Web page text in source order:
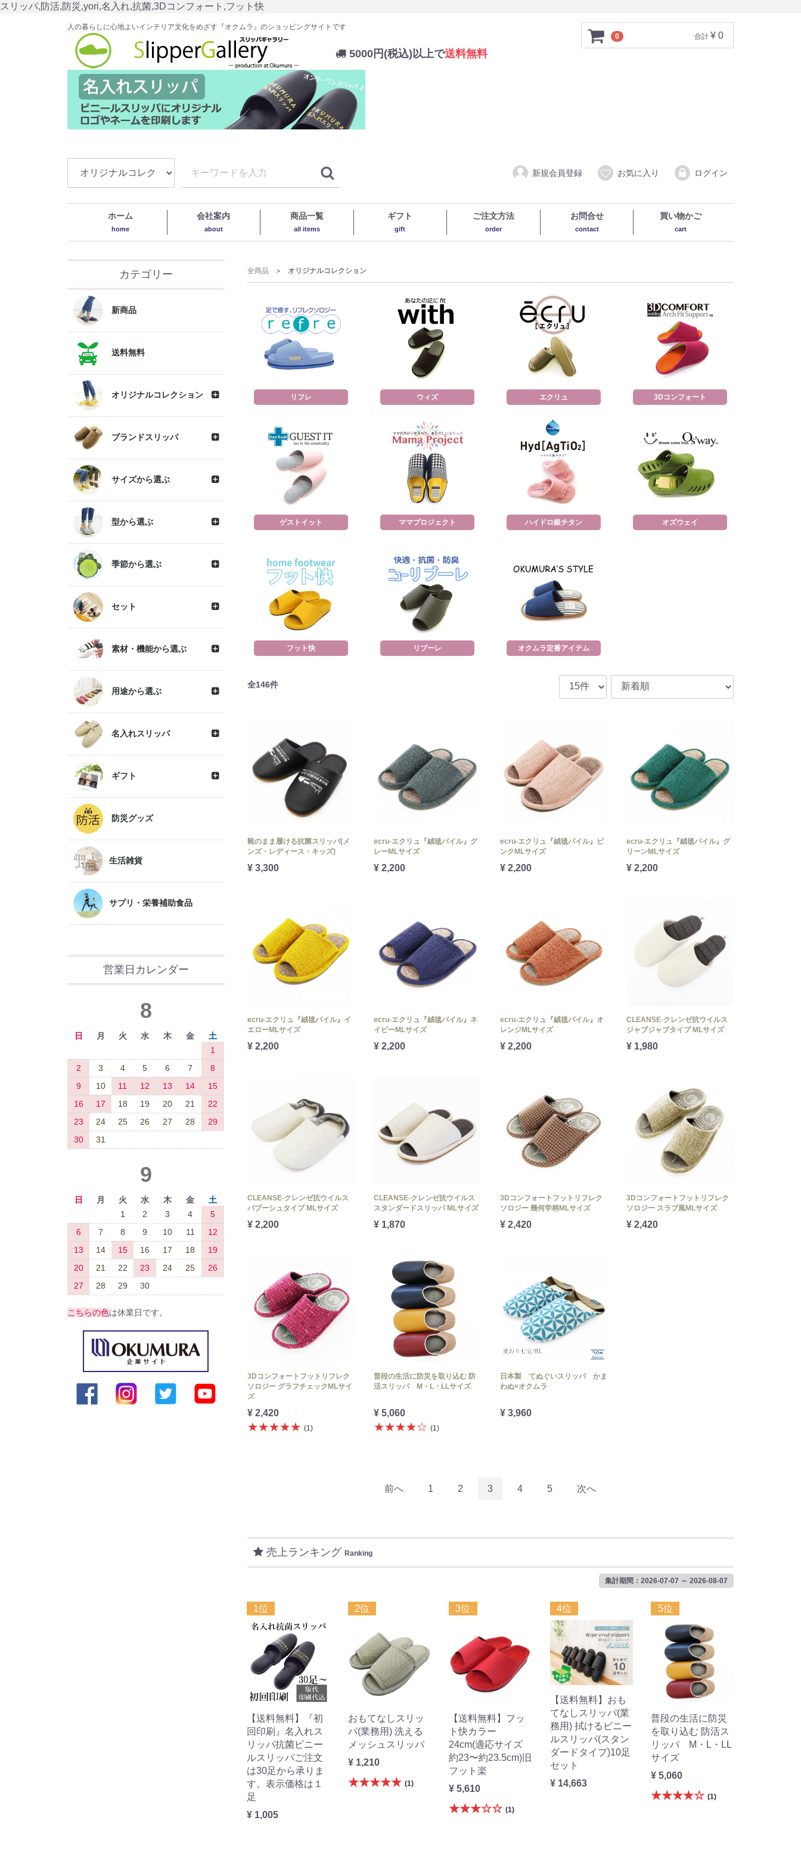
スリッパ,防活,防災,yori,名入れ,抗菌,3Dコンフォート,フット快
人の暮らしに心地よいインテリア文化をめざす『オクムラ』のショッピングサイトです
5000円(税込)以上で送料無料
0 合計 ¥ 0
新規会員登録 お気に入り ログイン
ホーム
home
会社案内
about
商品一覧
all items
ギフト
gift
ご注文方法
order
お問合せ
contact
買い物かご
cart
カテゴリー
新商品
送料無料
オリジナルコレクション
ブランドスリッパ
サイズから選ぶ
型から選ぶ
季節から選ぶ
セット
素材・機能から選ぶ
用途から選ぶ
名入れスリッパ
ギフト
防災グッズ
生活雑貨
サプリ・栄養補助食品
営業日カレンダー
8
日 月 火 水 木 金
土
1
2
3 4 5 6 7
8
9
10 11 12 13 14
15
16
17 18 19 20 21
22
23
24 25 26 27 28
29
30
31
9
日 月 火 水 木 金
土
1
2 3 4
5
6
7 8 9 10 11
12
13
14 15 16 17 18
19
20
21 22 23 24 25
26
27
28 29 30
こちらの色は休業日です。
全商品 オリジナルコレクション
リフレ ウィズ エクリュ 3Dコンフォート
ゲストイット ママプロジェクト ハイドロ銀チタン オズウェイ
フット快 リブーレ オクムラ定番アイテム
全146件
靴のまま履ける抗菌スリッパ(メ
ンズ・レディース・キッズ)
¥ 3,300
ecru-エクリュ『絨毯パイル』グ
レーMLサイズ
¥ 2,200
ecru-エクリュ『絨毯パイル』ピ
ンクMLサイズ
¥ 2,200
ecru-エクリュ『絨毯パイル』グ
リーンMLサイズ
¥ 2,200
ecru-エクリュ『絨毯パイル』イ
エローMLサイズ
¥ 2,200
ecru-エクリュ『絨毯パイル』ネ
イビーMLサイズ
¥ 2,200
ecru-エクリュ『絨毯パイル』オ
レンジMLサイズ
¥ 2,200
CLEANSE-クレンゼ抗ウイルス
ジャブジャブタイプ MLサイズ
¥ 1,980
CLEANSE-クレンゼ抗ウイルス
バブーシュタイプ MLサイズ
¥ 2,200
CLEANSE-クレンゼ抗ウイルス
スタンダードスリッパ MLサイズ
¥ 1,870
3Dコンフォートフットリフレク
ソロジー 幾何学柄MLサイズ
¥ 2,420
3Dコンフォートフットリフレク
ソロジー スラブ風MLサイズ
¥ 2,420
3Dコンフォートフットリフレク
ソロジー グラフチェックMLサイ
ズ
¥ 2,420
★★★★★ (1)
普段の生活に防災を取り込む 防
活スリッパ M・L・LLサイズ
¥ 5,060
★★★★☆ (1)
日本製 てぬぐいスリッパ かま
わぬ×オクムラ
¥ 3,960
前へ 1 2 3 4 5 次へ
売上ランキング Ranking
集計期間：2026-07-07 ～ 2026-08-07
1位
【送料無料】『初
回印刷』名入れス
リッパ抗菌ビニー
ルスリッパご注文
は30足から承りま
す。表示価格は１
足
¥ 1,005
2位
おもてなしスリッ
パ(業務用) 洗える
メッシュスリッパ
¥ 1,210
★★★★★ (1)
3位
【送料無料】フッ
ト快カラー
24cm(適応サイズ
約23〜約23.5cm)旧
フット楽
¥ 5,610
★★★☆☆(1)
4位
【送料無料】おも
てなしスリッパ(業
務用) 拭けるビニー
ルスリッパ(スタン
ダードタイプ)10足
セット
¥ 14,663
5位
普段の生活に防災
を取り込む 防活ス
リッパ M・L・LL
サイズ
¥ 5,060
★★★★☆(1)